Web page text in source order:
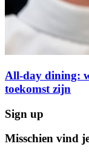
All-day dining:
toekomst zijn
Sign up
Misschien vind